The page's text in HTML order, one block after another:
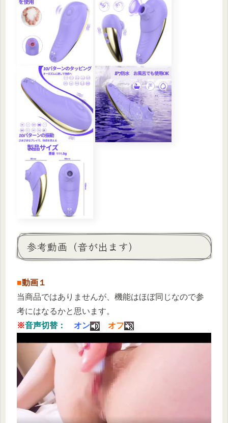
参考動画（音が出ます）
■動画１
当商品ではありませんが、機能はほぼ同じなので参
考にはなるかと思います。
※音声切替： オン オフ